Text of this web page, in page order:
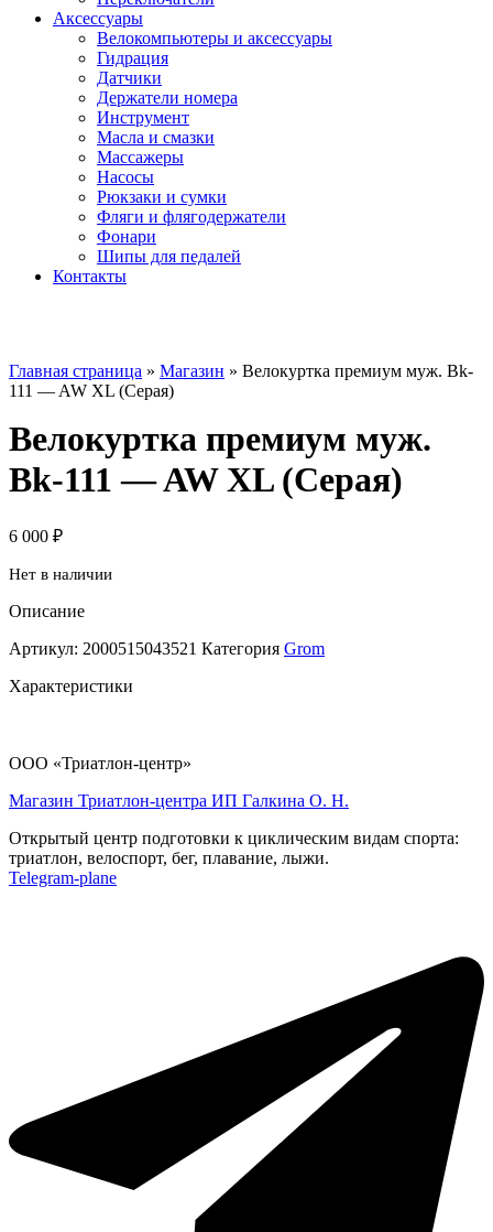
Аксессуары
Велокомпьютеры и аксессуары
Гидрация
Датчики
Держатели номера
Инструмент
Масла и смазки
Массажеры
Насосы
Рюкзаки и сумки
Фляги и флягодержатели
Фонари
Шипы для педалей
Контакты
Главная страница » Магазин » Велокуртка премиум муж. Вk-
111 — AW XL (Серая)
Велокуртка премиум муж.
Вk-111 — AW XL (Серая)
6 000 ₽
Нет в наличии
Описание
Артикул: 2000515043521 Категория Grom
Характеристики
ООО «Триатлон-центр»
Магазин Триатлон-центра ИП Галкина О. Н.
Открытый центр подготовки к циклическим видам спорта:
триатлон, велоспорт, бег, плавание, лыжи.
Telegram-plane